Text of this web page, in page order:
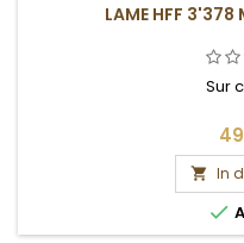
LAME HFF 3'378
Sur
 In
